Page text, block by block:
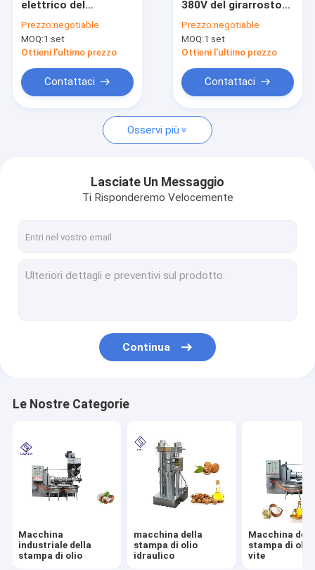
Contattici
Richieda una citazione
Macchina industriale della stampa di olio
Macchina della stampa di olio della vite
Macchina utensile dell'alimento
Dispositivo di estrazione dell'olio
macchina della raffineria di petrolio
Macchina domestica della stampa di olio
macchina della sminuzzatrice dell'arachide
Pezzi di ricambio
elettrico del
industriale del
sesamo dell'arachide
Prezzo:negotiable
MOQ:1 set
Ottieni l'ultimo prezzo
Contattaci
380V del girarrosto
colore d'argento con
una garanzia da 1
anno
Prezzo:negotiable
MOQ:1 set
Ottieni l'ultimo prezzo
Contattaci
Osservi più
Lasciate Un Messaggio
Ti Risponderemo Velocemente
Continua
Le Nostre Categorie
Macchina
industriale della
stampa di olio
macchina della
stampa di olio
idraulico
Macchina
stampa di olio
vite